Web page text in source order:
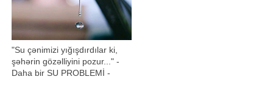
"Su çənimizi yığışdırdılar ki,
şəhərin gözəlliyini pozur..." -
Daha bir SU PROBLEMİ -